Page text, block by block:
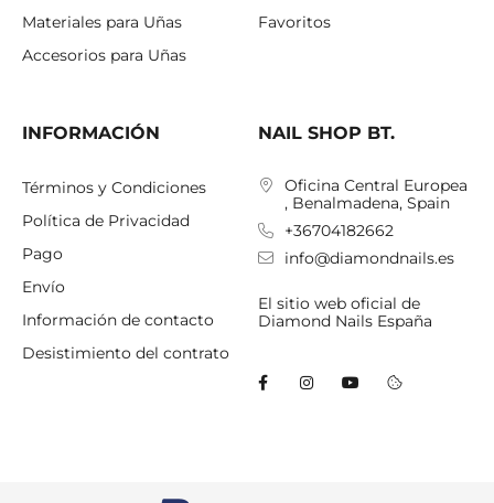
Materiales para Uñas
Accesorios para Uñas
Favoritos
INFORMACIÓN
Términos y Condiciones
Política de Privacidad
Pago
Envío
Información de contacto
Desistimiento del contrato
NAIL SHOP BT.
Oficina Central Europea
, Benalmadena, Spain
+36704182662
info@diamondnails.es
El sitio web oficial de
Diamond Nails España